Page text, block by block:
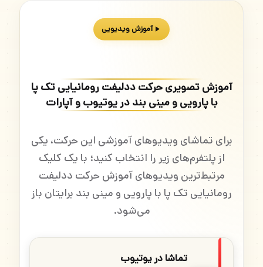
آموزش ویدیویی
آموزش تصویری حرکت ددلیفت رومانیایی تک پا
با پارویی و مینی بند در یوتیوب و آپارات
برای تماشای ویدیوهای آموزشی این حرکت، یکی
از پلتفرم‌های زیر را انتخاب کنید؛ با یک کلیک
مرتبط‌ترین ویدیوهای آموزش حرکت ددلیفت
رومانیایی تک پا با پارویی و مینی بند برایتان باز
می‌شود.
تماشا در یوتیوب